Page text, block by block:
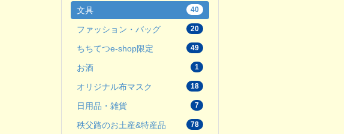
文具 40
ファッション・バッグ 20
ちちてつe-shop限定 49
お酒 1
オリジナル布マスク 18
日用品・雑貨 7
秩父路のお土産&特産品 78